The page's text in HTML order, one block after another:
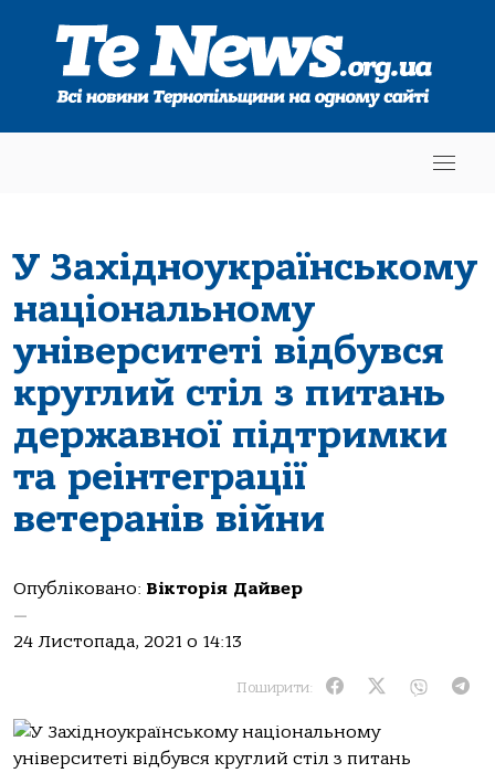
У Західноукраїнському
національному
університеті відбувся
круглий стіл з питань
державної підтримки
та реінтеграції
ветеранів війни
Опубліковано: Вікторія Дайвер
—
24 Листопада, 2021 о 14:13
Поширити: